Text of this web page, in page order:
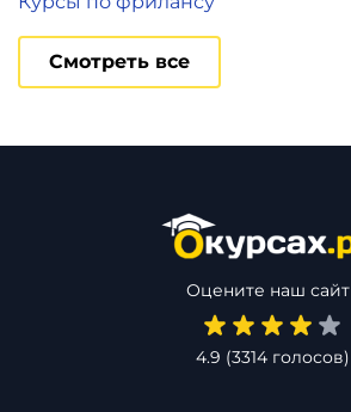
Смотреть все
Оцените наш сайт
4.9 (3314голосов)